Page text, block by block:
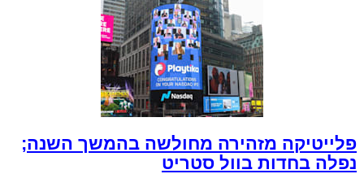
פלייטיקה מזהירה מחולשה בהמשך השנה;
נפלה בחדות בוול סטריט